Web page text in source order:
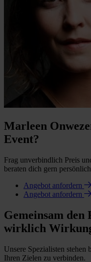
Marleen
Event?
Frag unverbindlich Preis
beraten dich gern
Angebot anfordern
Angebot anfordern
Gemeinsam den
wirklich
Unsere Spezialisten
Ihren Zielen zu verbinden.